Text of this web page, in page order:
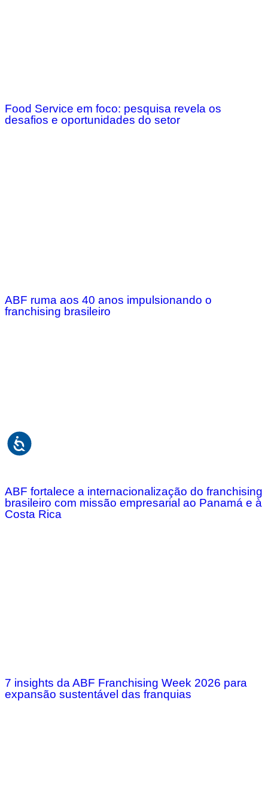
Food Service em foco: pesquisa revela os
desafios e oportunidades do setor
ABF ruma aos 40 anos impulsionando o
franchising brasileiro
ABF fortalece a internacionalização do franchising
brasileiro com missão empresarial ao Panamá e à
Costa Rica
7 insights da ABF Franchising Week 2026 para
expansão sustentável das franquias